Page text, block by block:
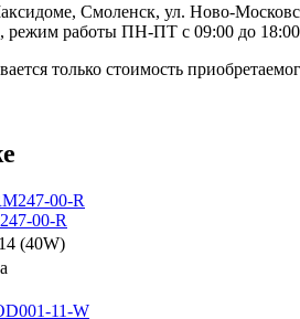
Смоленск, ул. Ново-
режим работы ПН-ПТ с 09:00 до
только стоимость
00-R
(40W)